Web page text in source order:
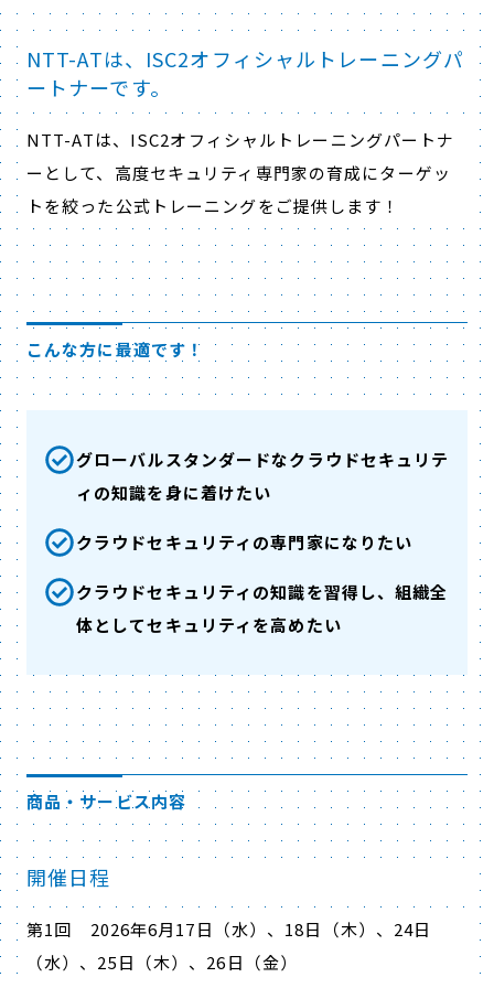
NTT-ATは、ISC2オフィシャルトレーニングパ
ートナーです。
NTT-ATは、ISC2オフィシャルトレーニングパートナ
ーとして、高度セキュリティ専門家の育成にターゲッ
トを絞った公式トレーニングをご提供します！
こんな方に最適です！
グローバルスタンダードなクラウドセキュリテ
ィの知識を身に着けたい
クラウドセキュリティの専門家になりたい
クラウドセキュリティの知識を習得し、組織全
体としてセキュリティを高めたい
商品・サービス内容
開催日程
第1回 2026年6月17日（水）、 18日（木）、 24日
（水）、 25日（木）、 26日（金）